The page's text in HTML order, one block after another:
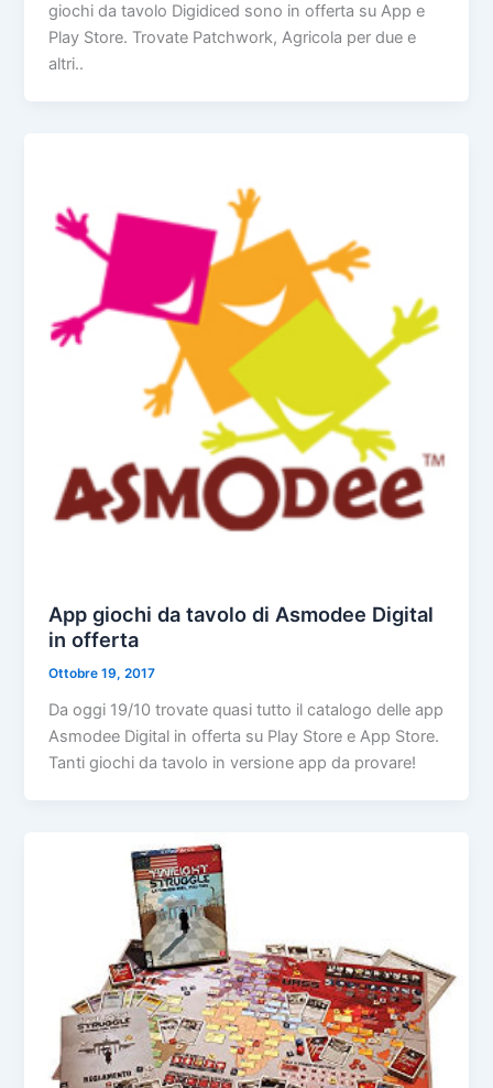
giochi da tavolo Digidiced sono in offerta su App e
Play Store. Trovate Patchwork, Agricola per due e
altri..
App giochi da tavolo di Asmodee Digital
in offerta
Ottobre 19, 2017
Da oggi 19/10 trovate quasi tutto il catalogo delle app
Asmodee Digital in offerta su Play Store e App Store.
Tanti giochi da tavolo in versione app da provare!